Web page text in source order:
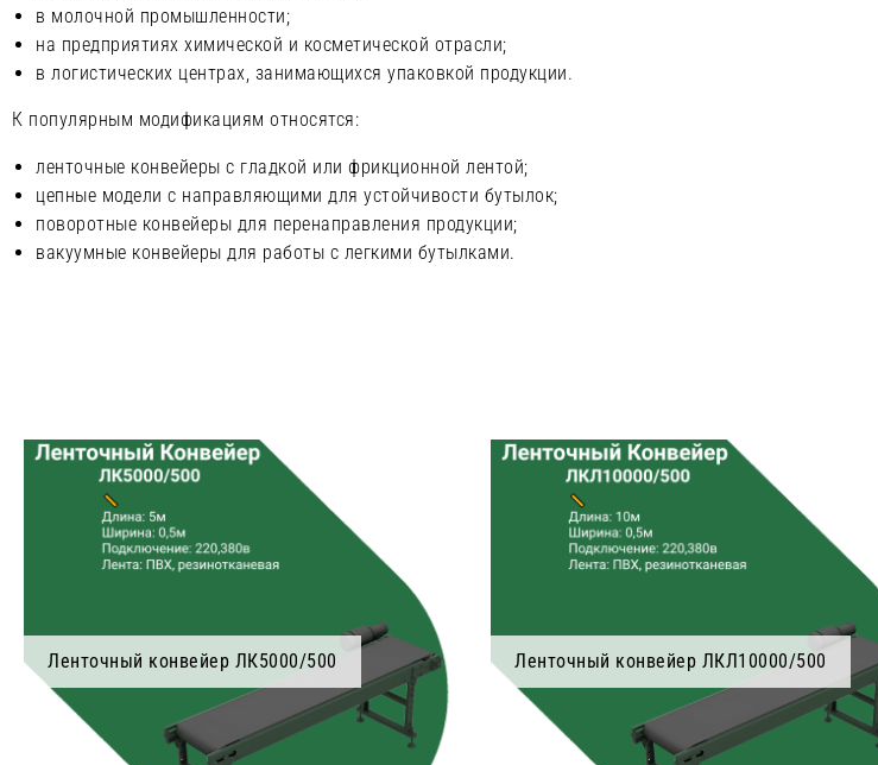
в молочной промышленности;
на предприятиях химической и косметической отрасли;
в логистических центрах, занимающихся упаковкой продукции.
К популярным модификациям относятся:
ленточные конвейеры с гладкой или фрикционной лентой;
цепные модели с направляющими для устойчивости бутылок;
поворотные конвейеры для перенаправления продукции;
вакуумные конвейеры для работы с легкими бутылками.
Ленточный конвейер ЛК5000/500 Ленточный конвейер ЛКЛ10000/500